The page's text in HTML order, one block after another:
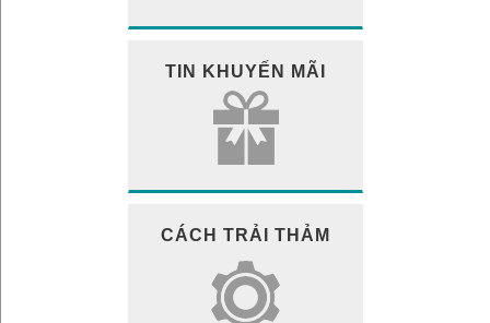
TIN KHUYẾN MÃI
CÁCH TRẢI THẢM